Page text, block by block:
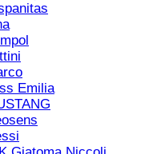
Emilia